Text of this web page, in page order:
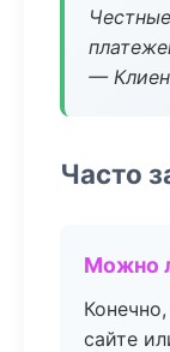
—
Часто
Можно
сайте